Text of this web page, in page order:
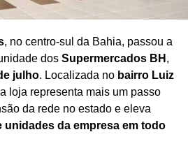
a Flipelô como um dos
Saiba+
, no centro-sul da Bahia, passou a
dos Supermercados BH ,
julho. Localizada no bairro Luiz
loja representa mais um passo
da rede no estado e eleva
unidades da empresa em todo